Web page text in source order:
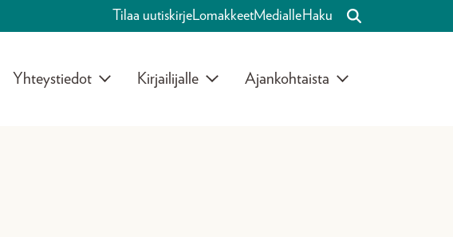
Tilaa uutiskirjeLomakkeetMedialleHaku
Yhteystiedot Kirjailijalle Ajankohtaista